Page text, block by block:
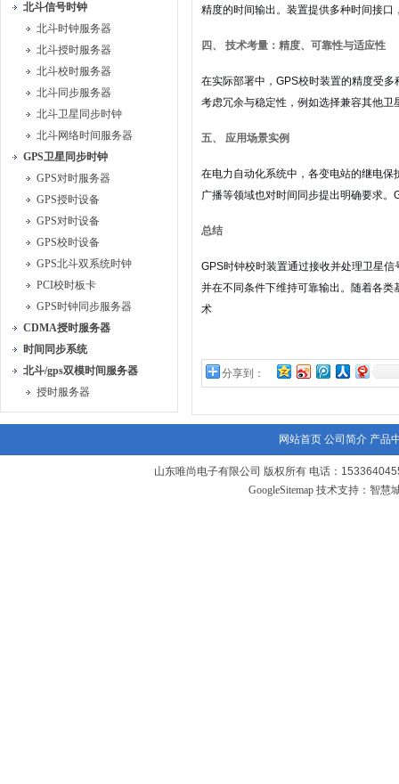
北斗信号时钟
北斗时钟服务器
北斗授时服务器
北斗校时服务器
北斗同步服务器
北斗卫星同步时钟
北斗网络时间服务器
GPS卫星同步时钟
GPS对时服务器
GPS授时设备
GPS对时设备
GPS校时设备
GPS北斗双系统时钟
PCI校时板卡
GPS时钟同步服务器
CDMA授时服务器
时间同步系统
北斗/gps双模时间服务器
授时服务器
精度的时间输出。装置提供多种时间接
四、 技术考量：精度、可靠性与适应性
在实际部署中，GPS校时装置的精度受
考虑冗余与稳定性，例如选择兼容其他
五、 应用场景实例
在电力自动化系统中，各变电站的继电
广播等领域也对时间同步提出明确要求
总结
GPS时钟校时装置通过接收并处理卫星
并在不同条件下维持可靠输出。随着各
术
分享到：
网站首页 公司简介 产品
山东唯尚电子有限公司 版权所有 电话：
GoogleSitemap技术支持： 智慧